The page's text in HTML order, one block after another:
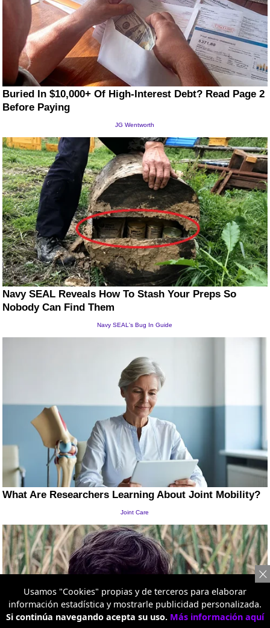
Usamos "Cookies" propias y de terceros para elaborar
información estadística y mostrarle publicidad personalizada.
Si continúa navegando acepta su uso. Más información aquí